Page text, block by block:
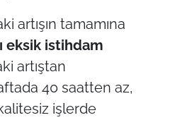
artışın tamamına
eksik istihdam
artıştan
40 saatten az,
işlerde